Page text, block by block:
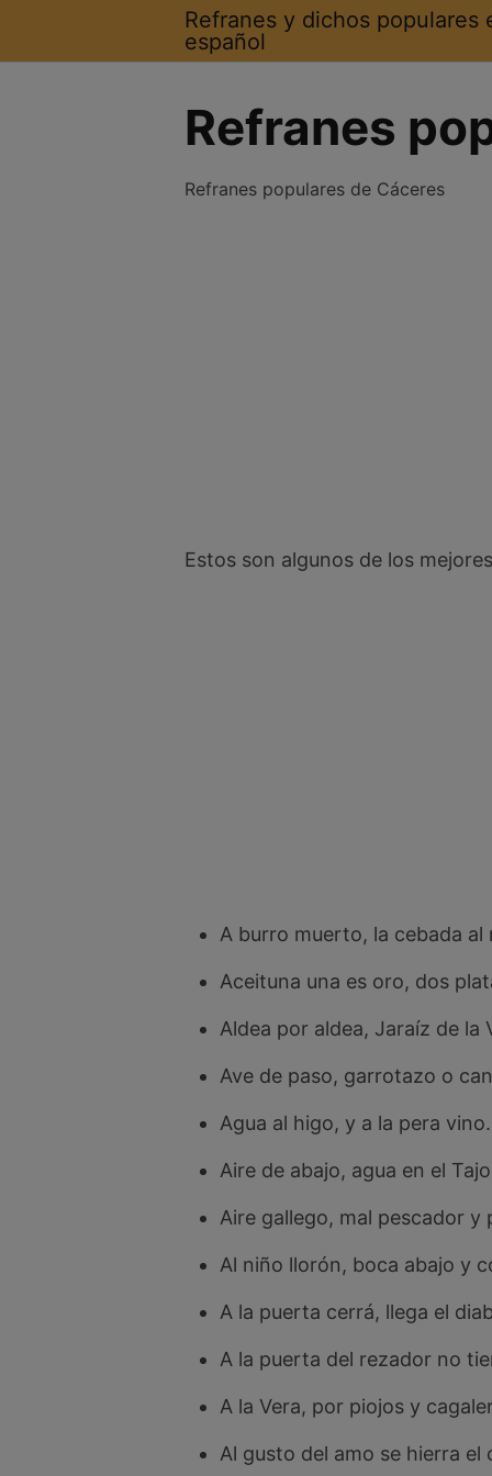
contenido
Refranes y dichos populares
español
Refranes
Refranes populares de Cáceres
Estos son algunos de los
A burro muerto, la cebada al
Aceituna una es oro, dos
Aldea por aldea, Jaraíz de la
Ave de paso, garrotazo o
Agua al higo, y a la pera vino.
Aire de abajo, agua en el
Aire gallego, mal pescador y
Al niño llorón, boca abajo y
A la puerta cerrá, llega el
A la puerta del rezador no
A la Vera, por piojos y
Al gusto del amo se hierra el